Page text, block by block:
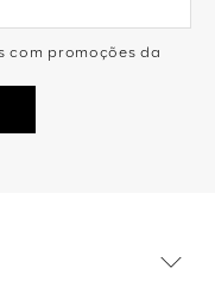
com promoções da